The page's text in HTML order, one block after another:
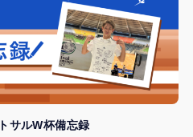
サルW杯備忘録